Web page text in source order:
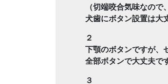
（切端咬合気味なの
犬歯にボタン設置は大
２
下顎のボタンですが、
全部ボタンで大丈夫で
３